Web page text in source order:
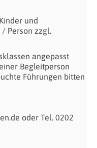
und
Person zzgl.
angepasst
Begleitperson
Führungen bitten
oder Tel. 0202